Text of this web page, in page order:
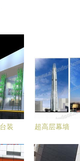
装
幕
超高层幕墙
析 赵西安